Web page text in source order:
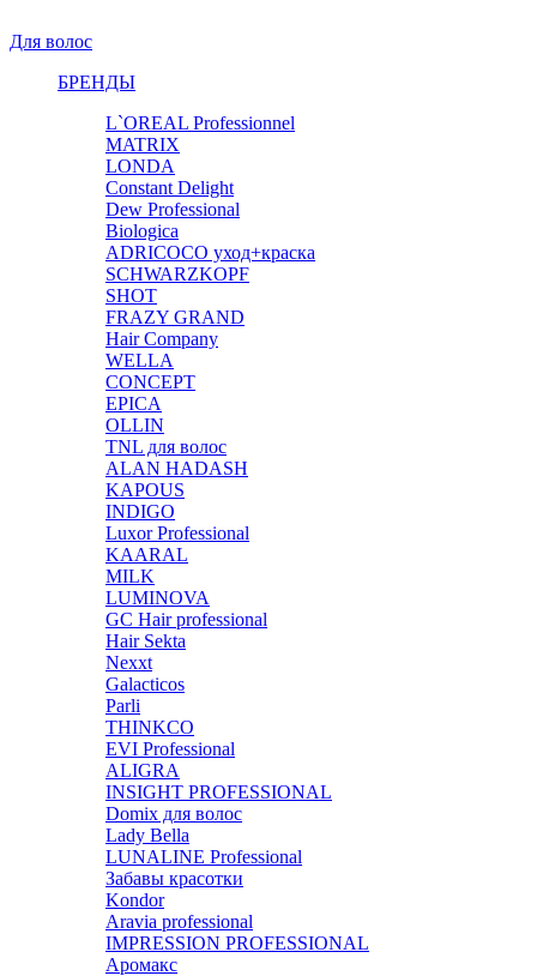
Для волос
БРЕНДЫ
L`OREAL Professionnel
MATRIX
LONDA
Constant Delight
Dew Professional
Biologica
ADRICOCO уход+краска
SCHWARZKOPF
SHOT
FRAZY GRAND
Hair Company
WELLA
CONCEPT
EPICA
OLLIN
TNL для волос
ALAN HADASH
KAPOUS
INDIGO
Luxor Professional
KAARAL
MILK
LUMINOVA
GC Hair professional
Hair Sekta
Nexxt
Galacticos
Parli
THINKCO
EVI Professional
ALIGRA
INSIGHT PROFESSIONAL
Domix для волос
Lady Bella
LUNALINE Professional
Забавы красотки
Kondor
Aravia professional
IMPRESSION PROFESSIONAL
Аромакс